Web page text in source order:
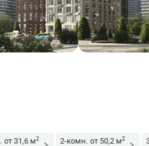
от 31,6 м2 2-комн. от 50,2 м2